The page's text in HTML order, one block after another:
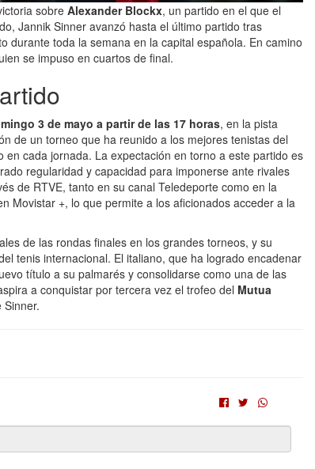
sobre Alexander Blockx, un partido en el que el
Jannik Sinner avanzó hasta el último partido tras
durante toda la semana en la capital española. En camino
se impuso en cuartos de final.
3 de mayo a partir de las 17 horas, en la pista
de un torneo que ha reunido a los mejores tenistas del
cada jornada. La expectación en torno a este partido es
regularidad y capacidad para imponerse ante rivales
de RTVE, tanto en su canal Teledeporte como en la
Movistar +, lo que permite a los aficionados acceder a la
de las rondas finales en los grandes torneos, y su
tenis internacional. El italiano, que ha logrado encadenar
título a su palmarés y consolidarse como una de las
a conquistar por tercera vez el trofeo del Mutua